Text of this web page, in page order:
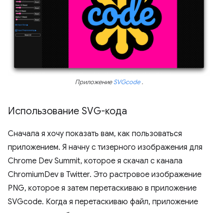
ПриложениеSVGcode.
Использование SVG-кода
Сначала я хочу показать вам, как пользоваться
приложением. Я начну с тизерного изображения для
Chrome Dev Summit, которое я скачал с канала
ChromiumDev в Twitter. Это растровое изображение
PNG, которое я затем перетаскиваю в приложение
SVGcode. Когда я перетаскиваю файл, приложение